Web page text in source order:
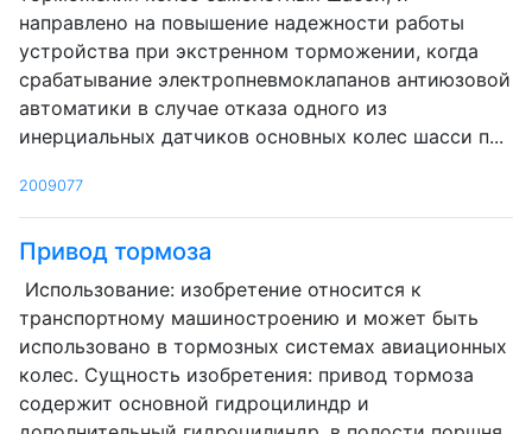
направлено на повышение надежности работы
устройства при экстренном торможении, когда
срабатывание электропневмоклапанов антиюзовой
автоматики в случае отказа одного из
инерциальных датчиков основных колес шасси п...
2009077
Привод тормоза
Использование: изобретение относится к
транспортному машиностроению и может быть
использовано в тормозных системах авиационных
колес. Сущность изобретения: привод тормоза
содержит основной гидроцилиндр и